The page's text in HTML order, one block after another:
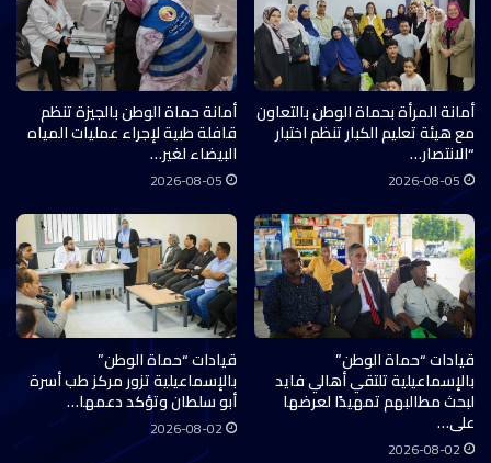
أمانة المرأة بحماة الوطن بالتعاون
مع هيئة تعليم الكبار تنظم اختبار
“الانتصار…
2026-08-05
أمانة حماة الوطن بالجيزة تنظم
قافلة طبية لإجراء عمليات المياه
البيضاء لغير…
2026-08-05
قيادات “حماة الوطن”
بالإسماعيلية تلتقي أهالي فايد
لبحث مطالبهم تمهيدًا لعرضها
على…
2026-08-02
قيادات “حماة الوطن”
بالإسماعيلية تزور مركز طب أسرة
أبو سلطان وتؤكد دعمها…
2026-08-02